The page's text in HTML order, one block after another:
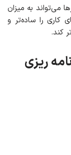
می‌تواند به میزان
کاری را ساده‌تر و
کند.
ریزی